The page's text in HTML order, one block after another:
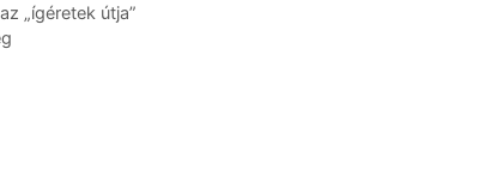
„ígéretek útja”